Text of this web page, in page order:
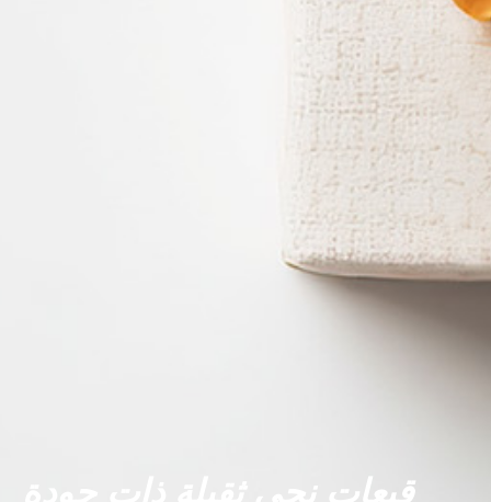
قبعات نحى ثقيلة ذات جودة